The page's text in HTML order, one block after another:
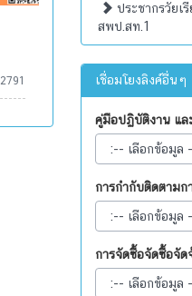
2791
ประชากรวัยเ
สพป.สท.1
เชื่อมโยงลิงค์อื่นๆ
คู่มือปฏิบัติงาน แล
การกำกับติดตาม
การจัดซื้อจัดซื้อจั